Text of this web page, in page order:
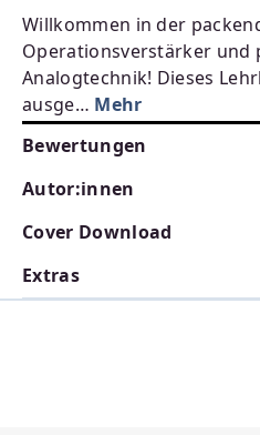
Willkommen in der
Operationsverstärker und
Analogtechnik! Dieses
ausge… Mehr
Bewertungen
Autor:innen
Cover Download
Extras